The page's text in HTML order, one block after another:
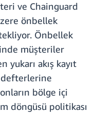
ve Chainguard
önbellek
Önbellek
müşteriler
akış kayıt
defterlerine
bölge içi
döngüsü politikası